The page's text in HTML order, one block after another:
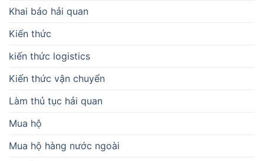
Khai báo hải quan
Kiến thức
kiến thức logistics
Kiến thức vận chuyển
Làm thủ tục hải quan
Mua hộ
Mua hộ hàng nước ngoài